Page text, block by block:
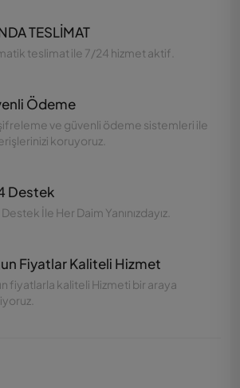
TESLİMAT
teslimat ile 7/24 hizmet aktif.
Ödeme
ve güvenli ödeme sistemleri ile
koruyoruz.
Destek
İle Her Daim Yanınızdayız.
Fiyatlar Kaliteli Hizmet
fiyatlarla kaliteli Hizmeti bir araya